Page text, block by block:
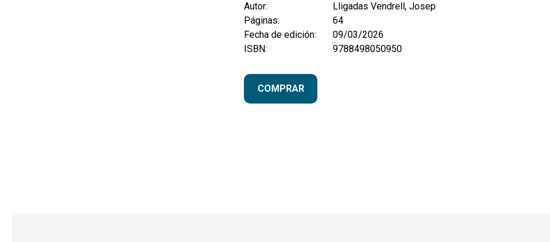
Autor:
Lligadas Vendrell, Josep
Páginas:
64
Fecha de edición:
09/03/2026
ISBN:
9788498050950
COMPRAR